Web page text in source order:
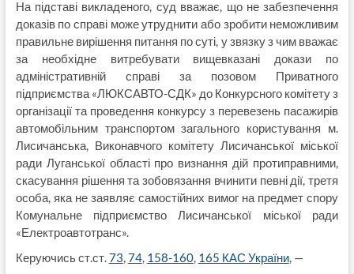
На підставі викладеного, суд вважає, що не забезпечення
доказів по справі може утруднити або зробити неможливим
правильне вирішення питання по суті, у звязку з чим вважає
за необхідне витребувати вищевказані докази по
адміністративній справі за позовом Приватного
підприємства «ЛЮКСАВТО-СДК» до Конкурсного комітету з
організації та проведення конкурсу з перевезень пасажирів
автомобільним транспортом загального користування м.
Лисичанська, Виконавчого комітету Лисичанської міської
ради Луганської області про визнання дій протиправними,
скасування рішення та зобовязання вчинити певні дії, третя
особа, яка не заявляє самостійних вимог на предмет спору
Комунальне підприємство Лисичанської міської ради
«Електроавтотранс».
Керуючись ст.ст. 73 74, 158-160, 165 КАС України, —